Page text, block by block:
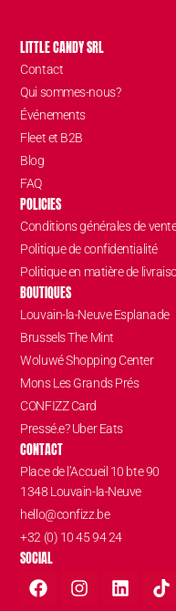
LITTLE CANDY SRL
Contact
Qui sommes-nous?
Événements
Fleet et B2B
Blog
FAQ
POLICIES
Conditions générales de
Politique de confidentialité
Politique en matière de
BOUTIQUES
Louvain-la-Neuve Esplanade
Brussels The Mint
Woluwé Shopping Center
Mons Les Grands Prés
CONFIZZ Card
Pressé.e? Uber Eats
CONTACT
Place de l’Accueil 10 bte 90
1348 Louvain-la-Neuve
hello@confizz.be
+32 (0) 10 45 94 24
SOCIAL